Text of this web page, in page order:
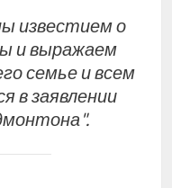
известием о
и выражаем
семье и всем
в заявлении